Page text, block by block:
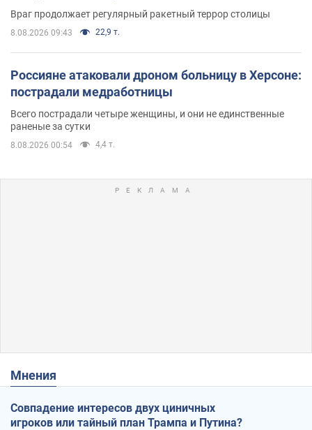
Враг продолжает регулярный ракетный террор столицы
8.08.2026 09:43 22,9 т.
Россияне атаковали дроном больницу в Херсоне:
пострадали медработницы
Всего пострадали четыре женщины, и они не единственные
раненые за сутки
8.08.2026 00:54 4,4 т.
Мнения
Совпадение интересов двух циничных
игроков или тайный план Трампа и Путина?